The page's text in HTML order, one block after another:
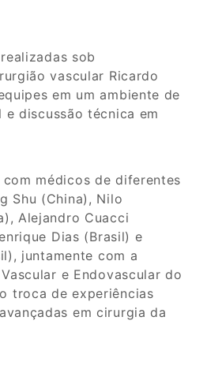
sob
vascular Ricardo
em um ambiente de
discussão técnica em
médicos de diferentes
Shu (China), Nilo
Alejandro Cuacci
Dias (Brasil) e
juntamente com a
e Endovascular do
troca de experiências
em cirurgia da